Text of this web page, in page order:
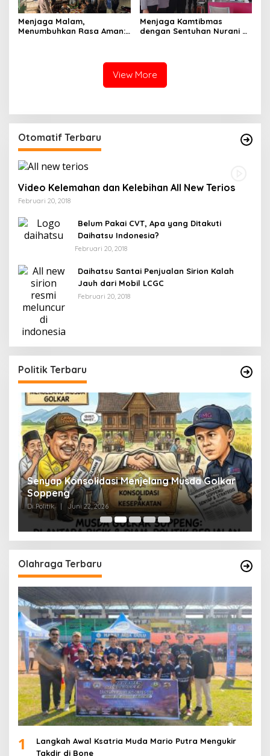
Menjaga Malam,
Menumbuhkan Rasa Aman:
Menjaga Kamtibmas
dengan Sentuhan Nurani di
View More
Otomatif Terbaru
Video Kelemahan dan Kelebihan All New Terios
Februari 20, 2018
Belum Pakai CVT, Apa yang Ditakuti
Daihatsu Indonesia?
Februari 20, 2018
Daihatsu Santai Penjualan Sirion Kalah
Jauh dari Mobil LCGC
Februari 20, 2018
Politik Terbaru
Senyap Konsolidasi Menjelang Musda Golkar
Soppeng
Di Politik Juni 22, 2026
Olahraga Terbaru
1
Langkah Awal Ksatria Muda Mario Putra Mengukir
Takdir di Bone